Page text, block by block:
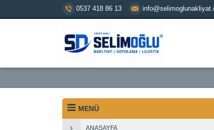
0537 418 86 13
MENÜ
ANASAYFA